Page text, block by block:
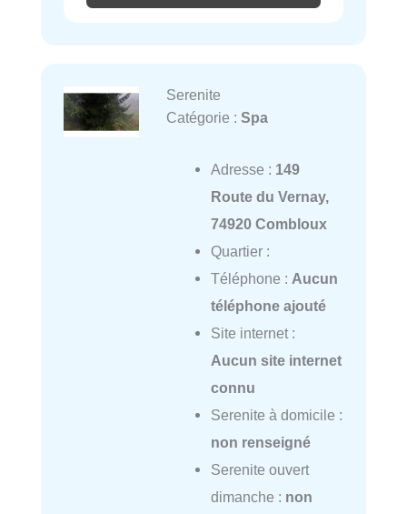
Serenite
Catégorie : Spa
Adresse : 149
Route du Vernay,
74920 Combloux
Quartier :
Téléphone : Aucun
téléphone ajouté
Site internet :
Aucun site internet
connu
Serenite à domicile :
non renseigné
Serenite ouvert
dimanche : non